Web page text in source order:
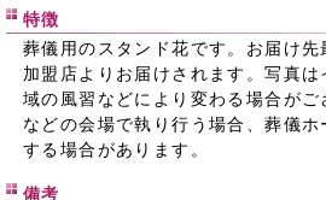
特徴
葬儀用のスタンド花です。お届け先
加盟店よりお届けされます。写真
域の風習などにより変わる場合が
などの会場で執り行う場合、葬儀
する場合があります。
備考